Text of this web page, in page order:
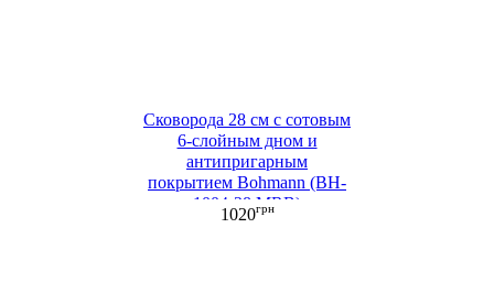
Сковорода 28 см c сотовым
6-слойным дном и
антипригарным
покрытием Bohmann (BH-
1004-28 MRB)
1020грн